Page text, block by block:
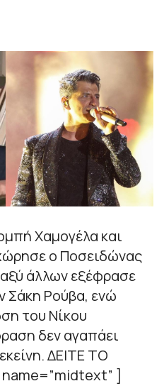
Χαμογέλα και
ο Ποσειδώνας
άλλων εξέφρασε
Σάκη Ρούβα, ενώ
του Νίκου
δεν αγαπάει
ΔΕΙΤΕ ΤΟ
]